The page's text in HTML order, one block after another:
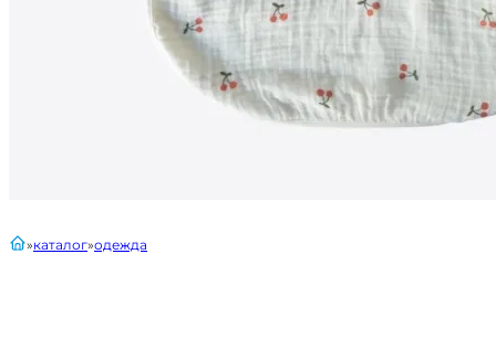
главнаякаталог одежда